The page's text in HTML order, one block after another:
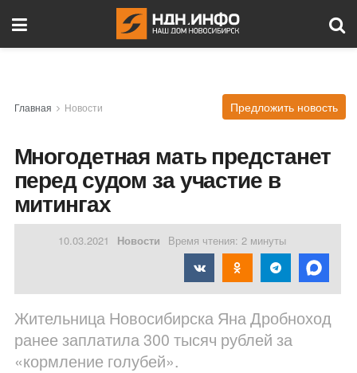
Главная Новости Предложить новость
Многодетная мать предстанет
перед судом за участие в
митингах
10.03.2021 Новости Время чтения: 2 минуты
Жительница Новосибирска Яна Дробноход
ранее заплатила 300 тысяч рублей за
«кормление голубей».